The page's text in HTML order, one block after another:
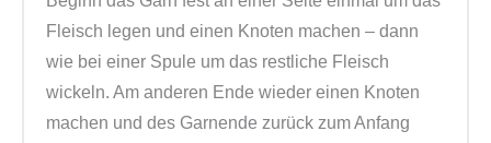
Fleisch legen und einen Knoten machen – dann
wie bei einer Spule um das restliche Fleisch
wickeln. Am anderen Ende wieder einen Knoten
machen und des Garnende zurück zum Anfang